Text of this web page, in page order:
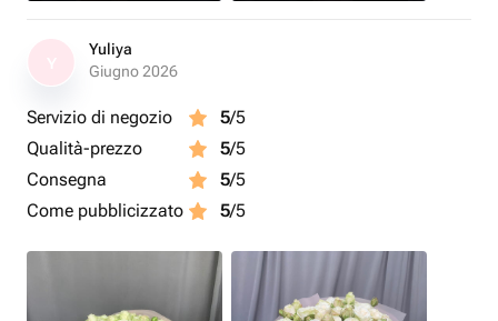
Yuliya
Giugno 2026
Servizio di negozio 5/5
Qualità-prezzo
5/5
Consegna
5/5
Come pubblicizzato
5/5